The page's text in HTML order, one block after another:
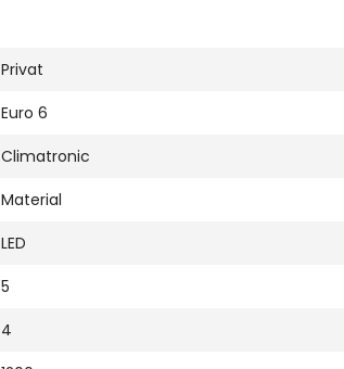
Privat
Euro 6
Climatronic
Material
LED
5
4